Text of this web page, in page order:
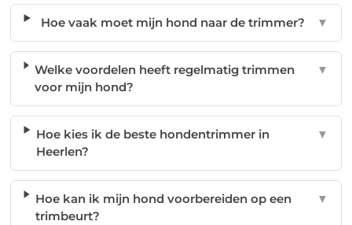
Hoe vaak moet mijn hond naar de trimmer? ▼
Welke voordelen heeft regelmatig trimmen
voor mijn hond?
▼
Hoe kies ik de beste hondentrimmer in
Heerlen?
▼
Hoe kan ik mijn hond voorbereiden op een
trimbeurt?
▼